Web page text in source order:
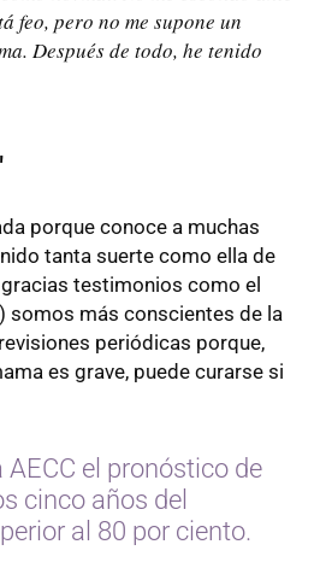
feo, pero no me supone un
Después de todo, he tenido
porque conoce a muchas
tanta suerte como ella de
testimonios como el
somos más conscientes de la
periódicas porque,
es grave, puede curarse si
el pronóstico de
cinco años del
al 80 por ciento.